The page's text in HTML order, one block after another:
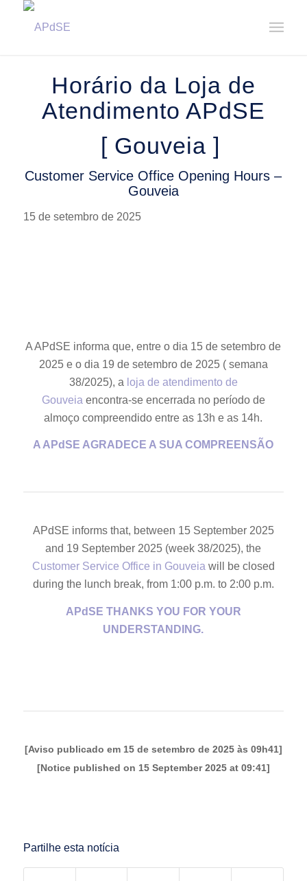
Horário da Loja de Atendimento – Gouveia || Customer Service Office ...
Horário da Loja de
Atendimento APdSE
[ Gouveia ]
Customer Service Office Opening Hours –
Gouveia
15 de setembro de 2025
A APdSE informa que, entre o dia 15 de setembro de
2025 e o dia 19 de setembro de 2025 ( semana
38/2025), a loja de atendimento de
Gouveia encontra-se encerrada no período de
almoço compreendido entre as 13h e as 14h.
A APdSE AGRADECE A SUA COMPREENSÃO
APdSE informs that, between 15 September 2025
and 19 September 2025 (week 38/2025), the
Customer Service Office in Gouveia will be closed
during the lunch break, from 1:00 p.m. to 2:00 p.m.
APdSE THANKS YOU FOR YOUR
UNDERSTANDING.
[Aviso publicado em 15 de setembro de 2025 às 09h41]
[Notice published on 15 September 2025 at 09:41]
Partilhe esta notícia